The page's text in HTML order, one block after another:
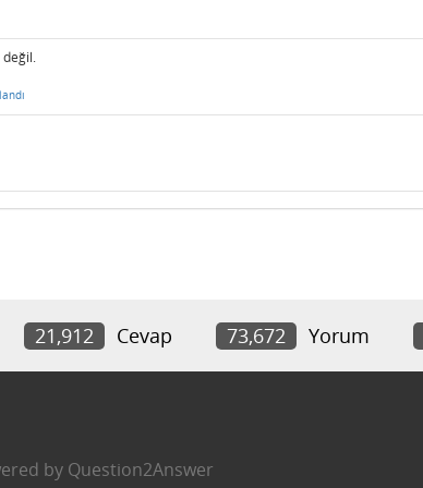
değil.
21,912 Cevap 73,672 Yorum
by Question2Answer